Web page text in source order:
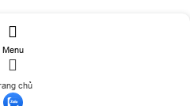
Menu
chủ